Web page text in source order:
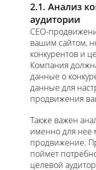
2.1. Анализ
аудитории
СЕО-
вашим сайтом,
конкурентов и
Компания
данные о
данные для
продвижения
Также важен
именно для нее
продвижение.
поймет
целевой